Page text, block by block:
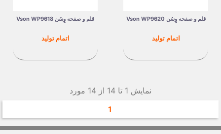
قلم و صفحه وِسُن Vson WP9620
قیمت
اتمام تولید
قلم و صفحه وِسُن Vson WP9618
قیمت
اتمام تولید
نمایش 1 تا 14 از 14 مورد
1